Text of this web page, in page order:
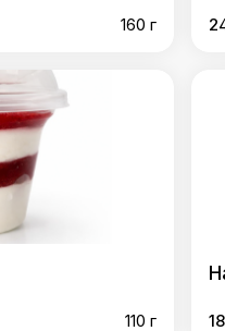
160 г
110 г